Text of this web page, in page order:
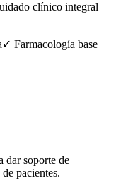
clínico integral
✓ Farmacología base
dar soporte de
pacientes.